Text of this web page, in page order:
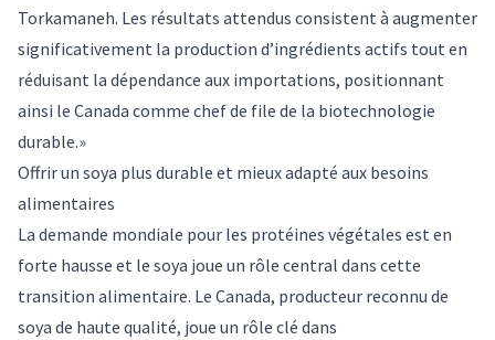
Torkamaneh. Les résultats attendus consistent à augmenter
significativement la production d’ingrédients actifs tout en
réduisant la dépendance aux importations, positionnant
ainsi le Canada comme chef de file de la biotechnologie
durable.»
Offrir un soya plus durable et mieux adapté aux besoins
alimentaires
La demande mondiale pour les protéines végétales est en
forte hausse et le soya joue un rôle central dans cette
transition alimentaire. Le Canada, producteur reconnu de
soya de haute qualité, joue un rôle clé dans